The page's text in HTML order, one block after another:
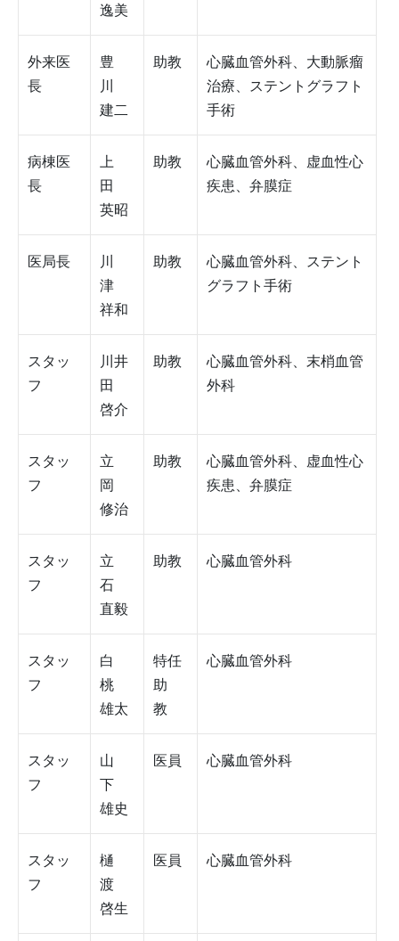
逸美
外来医
長
豊
川
建二
助教
心臓血管外科、大動脈瘤
治療、ステントグラフト
手術
病棟医
長
上
田
英昭
助教
心臓血管外科、虚血性心
疾患、弁膜症
医局長
川
津
祥和
助教
心臓血管外科、ステント
グラフト手術
スタッ
フ
川井
田
啓介
助教
心臓血管外科、末梢血管
外科
スタッ
フ
立
岡
修治
助教
心臓血管外科、虚血性心
疾患、弁膜症
スタッ
フ
立
石
直毅
助教 心臓血管外科
スタッ
フ
白
桃
雄太
特任
助
教
心臓血管外科
スタッ
フ
山
下
雄史
医員 心臓血管外科
スタッ
フ
樋
渡
啓生
医員 心臓血管外科